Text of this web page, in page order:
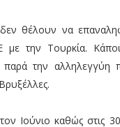
θέλουν να
με την Τουρκία.
παρά την
Ιούνιο καθώς